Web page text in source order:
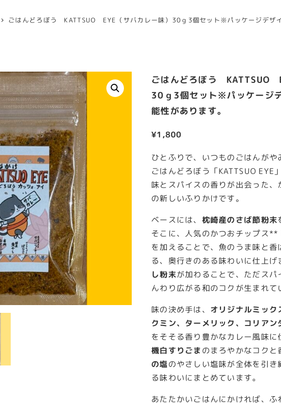
ごはんどろぼう KATTSUO EYE（サバカレー味）30ｇ3個セット※パッケージデザ
ごはんどろぼう KATTSUO
30ｇ3個セット※パッケージ
能性があります。
¥1,800
ひとふりで、いつものごはんがや
ごはんどろぼう「KATTSUO EYE
味とスパイスの香りが出会った
の新しいふりかけです。
ベースには、 枕崎産のさば節粉末
そこに、人気のかつおチップス
を加えることで、魚のうま味と
る、奥行きのある味わいに仕上げ
し粉末が加わることで、ただス
んわり広がる和のコクが生まれて
味の決め手は、 オリジナルミック
クミン、ターメリック、コリアン
をそそる香り豊かなカレー風味
機白すりごまのまろやかなコクと
の塩のやさしい塩味が全体を引
る味わいにまとめています。
あたたかいごはんにかければ、